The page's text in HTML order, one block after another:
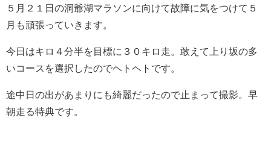
５月２１日の洞爺湖マラソンに向けて故障に気をつけて５
月も頑張っていきます。
今日はキロ４分半を目標に３０キロ走。敢えて上り坂の多
いコースを選択したのでヘトヘトです。
途中日の出があまりにも綺麗だったので止まって撮影。早
朝走る特典です。